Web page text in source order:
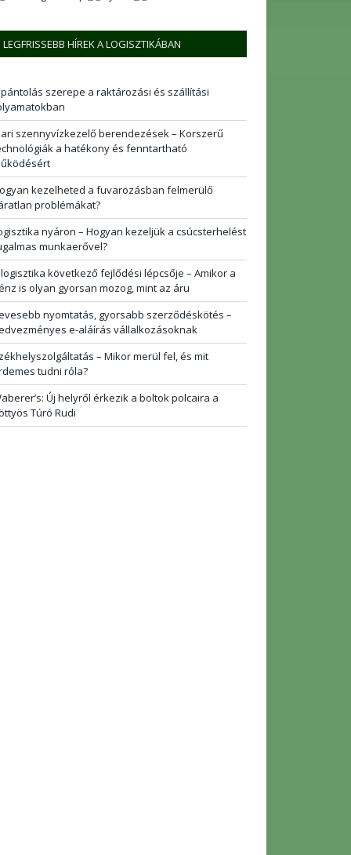
LEGFRISSEBB HÍREK A LOGISZTIKÁBAN
pántolás szerepe a raktározási és szállítási
szennyvízkezelő berendezések – Korszerű
a hatékony és fenntartható
kezelheted a fuvarozásban felmerülő
problémákat?
nyáron – Hogyan kezeljük a csúcsterhelést
munkaerővel?
következő fejlődési lépcsője – Amikor a
is olyan gyorsan mozog, mint az áru
nyomtatás, gyorsabb szerződéskötés –
e-aláírás vállalkozásoknak
– Mikor merül fel, és mit
tudni róla?
Új helyről érkezik a boltok polcaira a
Túró Rudi